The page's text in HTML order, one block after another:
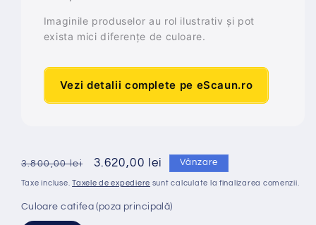
Imaginile produselor au rol ilustrativ și pot
exista mici diferențe de culoare.
Vezi detalii complete pe eScaun.ro
Preț
obișnuit
3.800,00 lei
Preț
redus
3.620,00 lei Vânzare
Taxe incluse.Taxele de expediere sunt calculate la finalizarea comenzii.
Culoare catifea (poza principală)